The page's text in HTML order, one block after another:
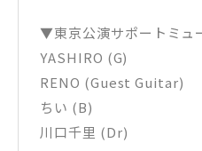
▼東京公演サポートミュ
YASHIRO (G)
RENO (Guest Guitar)
ちい (B)
川口千里 (Dr)